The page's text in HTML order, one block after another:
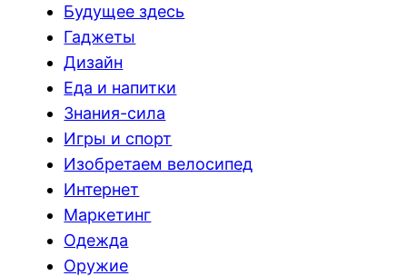
Будущее здесь
Гаджеты
Дизайн
Еда и напитки
Знания-сила
Игры и спорт
Изобретаем велосипед
Интернет
Маркетинг
Одежда
Оружие